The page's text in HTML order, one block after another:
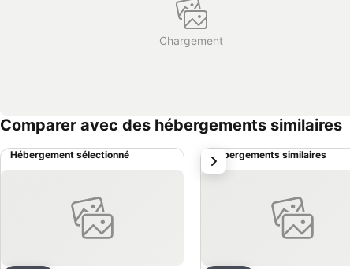
Chargement
Comparer avec des hébergements similaires
Hébergement sélectionné Hébergements similaires
suivant